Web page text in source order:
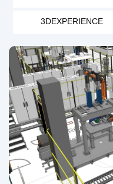
3DEXPERIENCE